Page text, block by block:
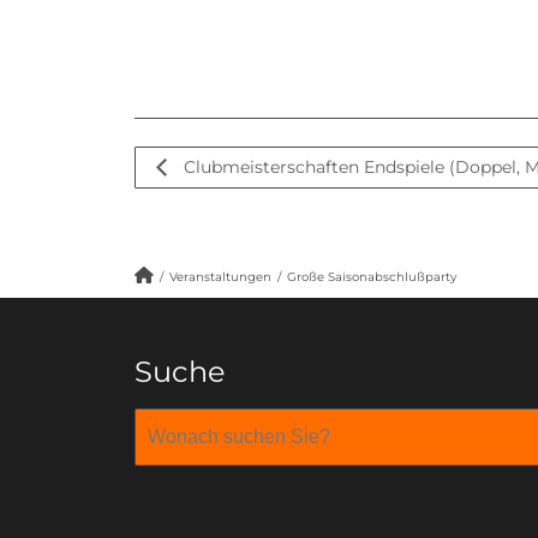
Clubmeisterschaften Endspiele (Doppel,
/ Veranstaltungen / Große Saisonabschlußparty
Suche